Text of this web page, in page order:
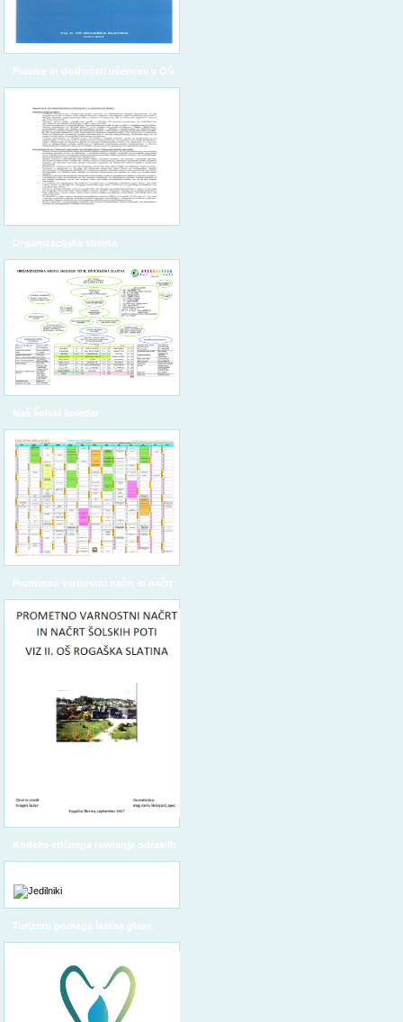
Pravice in dolžnosti učencev v OŠ
Organizacijska shema
Naš šolski koledar
Prometno varnostni načrt in načrt
šolskih poti
Kodeks etičnega ravnanja odraslih
Turizmu pomaga lastna glava